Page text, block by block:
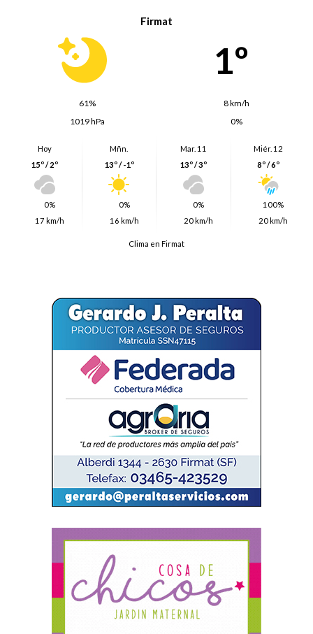
Firmat
1º
61%
8 km/h
1019 hPa
0%
Hoy
15º / 2º
0%
17 km/h
Mñn.
13º / -1º
0%
16 km/h
Mar. 11
13º / 3º
0%
20 km/h
Miér. 12
8º / 6º
100%
20 km/h
Clima en Firmat